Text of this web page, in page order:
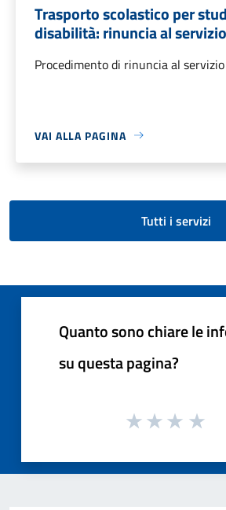
Trasporto scolastico per
disabilità: rinuncia al servizio
Procedimento di rinuncia al servizio
VAI ALLA PAGINA
Tutti i servizi
Quanto sono chiare le
su questa pagina?